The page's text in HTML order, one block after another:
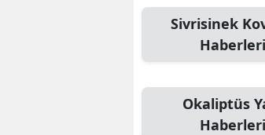
Sivrisinek
Haberleri
Okaliptüs
Haberleri